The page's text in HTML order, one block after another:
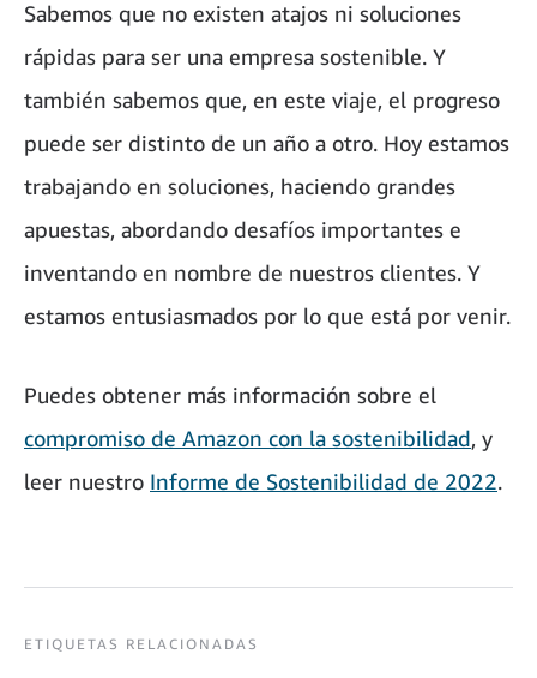
Sabemos que no existen atajos ni soluciones
rápidas para ser una empresa sostenible. Y
también sabemos que, en este viaje, el progreso
puede ser distinto de un año a otro. Hoy estamos
trabajando en soluciones, haciendo grandes
apuestas, abordando desafíos importantes e
inventando en nombre de nuestros clientes. Y
estamos entusiasmados por lo que está por venir.
Puedes obtener más información sobre el
compromiso de Amazon con la sostenibilidad, y
leer nuestro Informe de Sostenibilidad de 2022.
ETIQUETAS RELACIONADAS